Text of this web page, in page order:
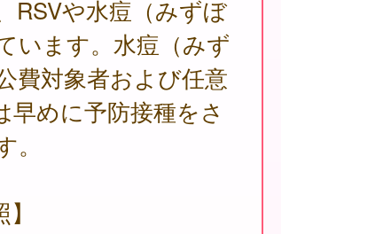
RSVや水痘（みずぼ
います。水痘（みず
費対象者および任意
早めに予防接種をさ